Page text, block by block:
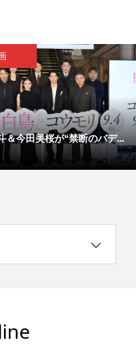
＆今田美桜が“禁断のバデ...